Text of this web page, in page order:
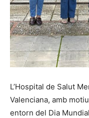
L’Hospital de Salut
Valenciana, amb
entorn del Dia